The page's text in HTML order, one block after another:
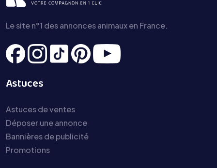
Le site n°1 des annonces animaux en France.
Astuces
Astuces de ventes
Déposer une annonce
Bannières de publicité
Promotions